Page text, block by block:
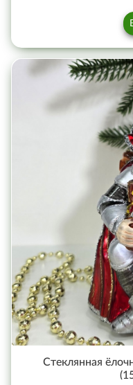
Стеклянная